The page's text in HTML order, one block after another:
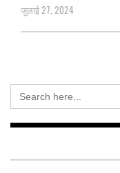
जुलाई 27, 2024
Search
for: